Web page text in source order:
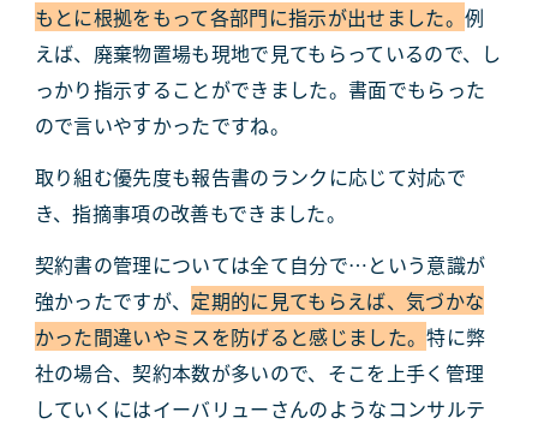
もとに根拠をもって各部門に指示が出せました。 例
えば、廃棄物置場も現地で見てもらっているので、し
っかり指示することができました。書面でもらった
ので言いやすかったですね。
取り組む優先度も報告書のランクに応じて対応で
き、指摘事項の改善もできました。
契約書の管理については全て自分で…という意識が
強かったですが、 定期的に見てもらえば、気づかな
かった間違いやミスを防げると感じました。特に弊
社の場合、契約本数が多いので、そこを上手く管理
していくにはイーバリューさんのようなコンサルテ